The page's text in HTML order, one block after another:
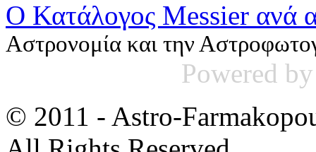
Ο Κατάλογος Messier ανά
Αστρονομία και την
Powered
© 2011 - Astro-